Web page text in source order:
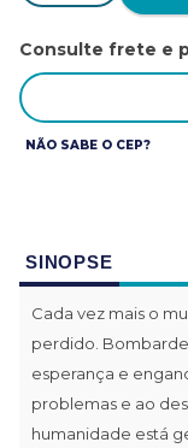
Consulte frete e
NÃO SABE O CEP?
SINOPSE
Cada vez mais o
perdido.
esperança e
problemas e ao
humanidade está